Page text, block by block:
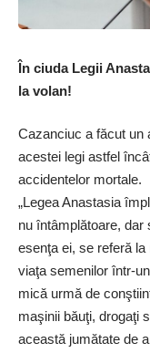
În ciuda Legii
la volan!
Cazanciuc a făcut un
acestei legi astfel
accidentelor mortale.
„Legea Anastasia
nu întâmplătoare,
esenţa ei, se referă
viaţa semenilor într-
mică urmă de
maşinii băuţi, drogaţi
această jumătate de